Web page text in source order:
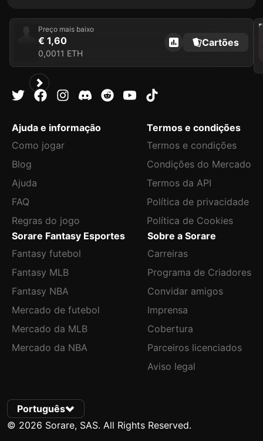
Preço mais baixo
€ 1,60
0,0011 ETH
Cartões
2025
Ajuda e informação
Como jogar
Blog
Ajuda
FAQ
Regras do jogo
Termos e condições
Termos e condições
Condições do Mercado
Termos da API
Política de privacidade
Política de Cookies
Sorare Fantasy Esportes
Fantasy futebol
Fantasy MLB
Fantasy NBA
Mercado de futebol
Mercado da MLB
Mercado da NBA
Sobre a Sorare
Carreiras
Programa de Criadores
Convidar amigos
Imprensa
Cobertura
Parceiros licenciados
Aviso legal
Português
© 2026 Sorare, SAS. All Rights Reserved.